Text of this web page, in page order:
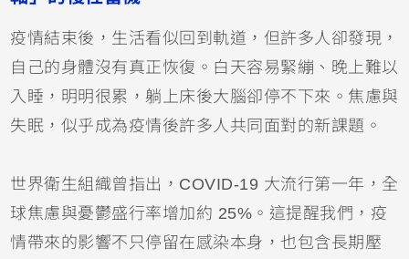
疫情結束後，生活看似回到軌道，但許多人卻發現，
自己的身體沒有真正恢復。白天容易緊繃、晚上難以
入睡，明明很累，躺上床後大腦卻停不下來。焦慮與
失眠，似乎成為疫情後許多人共同面對的新課題。
世界衛生組織曾指出，COVID-19 大流行第一年，全
球焦慮與憂鬱盛行率增加約 25%。這提醒我們，疫
情帶來的影響不只停留在感染本身，也包含長期壓